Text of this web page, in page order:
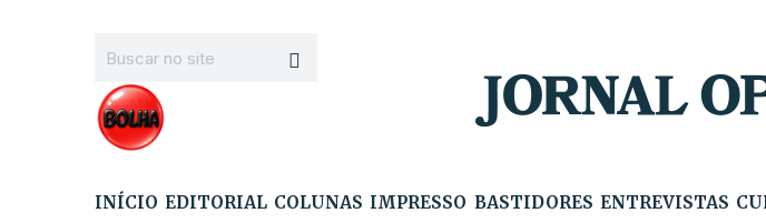
INÍCIO EDITORIAL COLUNAS IMPRESSO BASTIDORES ENTREVISTAS